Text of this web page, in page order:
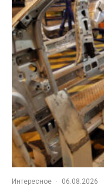
Интересное · 06.08.2026